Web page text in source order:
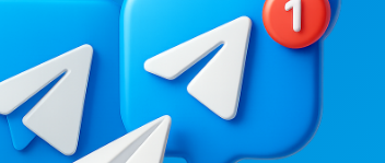
5.1K
26.1K/